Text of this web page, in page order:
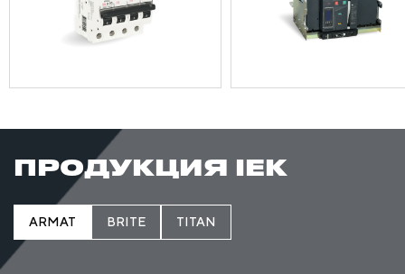
ПРОДУКЦИЯ IEK
ARMAT BRITE TITAN